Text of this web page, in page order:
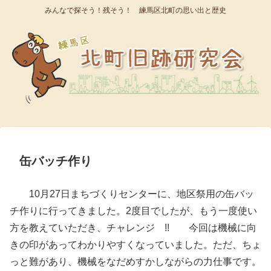
みんなで探そう！残そう！ 練馬区北町の思い出と歴史
缶バッチ作り
10月27日まちづくりセンターに、地区祭用の缶バッ
チ作りに行ってきました。2度目でしたが、もう一度使い
方を教えていただき、チャレンジ !! 今回は機械に向
きの印があってわかりやすくなっていました。ただ、ちょ
っと難があり、機械をなだめすかしながらの力仕事です。